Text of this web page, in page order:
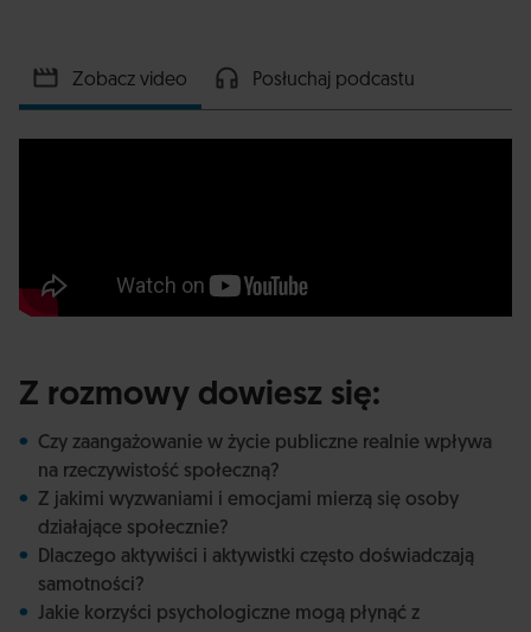
Zobacz video Posłuchaj podcastu
Z rozmowy dowiesz się:
Czy zaangażowanie w życie publiczne realnie wpływa
na rzeczywistość społeczną?
Z jakimi wyzwaniami i emocjami mierzą się osoby
działające społecznie?
Dlaczego aktywiści i aktywistki często doświadczają
samotności?
Jakie korzyści psychologiczne mogą płynąć z